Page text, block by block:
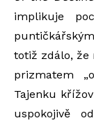
implikuje
totiž zdálo, že
prizmatem
Tajenku
uspokojivě